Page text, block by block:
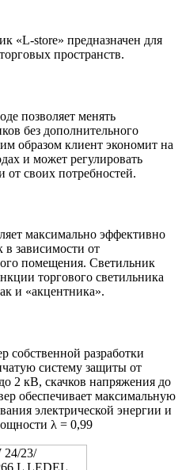
«L-store» предназначен для
пространств.
позволяет менять
без дополнительного
образом клиент экономит на
и может регулировать
от своих потребностей.
максимально эффективно
в зависимости от
помещения. Светильник
торгового светильника
и «акцентника».
собственной разработки
систему защиты от
2 кВ, скачков напряжения до
обеспечивает максимальную
электрической энергии и
λ = 0,99